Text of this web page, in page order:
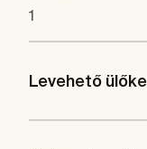
1
Levehető